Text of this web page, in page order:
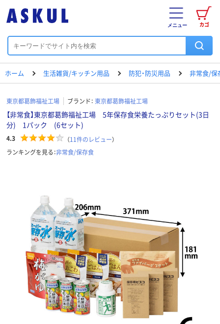
カゴ
メニュー
ホーム 生活雑貨/キッチン用品 防犯・防災用品 非常食/保
東京都葛飾福祉工場 ブランド： 東京都葛飾福祉工場
【非常食】東京都葛飾福祉工場 5年保存食栄養たっぷりセット(3日
分) 1パック (6セット)
4.3 （11件のレビュー）
ランキングを見る：非常食/保存食